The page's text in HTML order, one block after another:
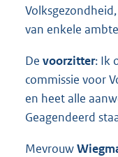
van enkele
De voorzitter: Ik
commissie voor
en heet alle
Geagendeerd
Mevrouw